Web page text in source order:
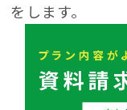
をします。